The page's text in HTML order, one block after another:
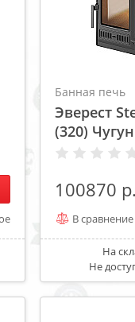
Банная печь
Эверест
(320)
100870
В сравнение
На
Не